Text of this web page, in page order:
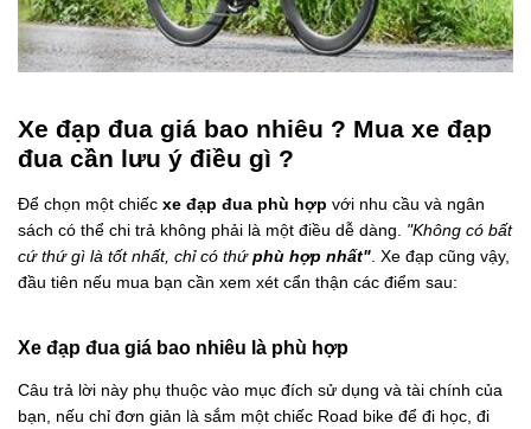
Xe đạp đua giá bao nhiêu ? Mua xe đạp
đua cần lưu ý điều gì ?
Để chọn một chiếc xe đạp đua phù hợp với nhu cầu và ngân
sách có thể chi trả không phải là một điều dễ dàng. "Không có bất
cứ thứ gì là tốt nhất, chỉ có thứphù hợp nhất". Xe đạp cũng vậy,
đầu tiên nếu mua bạn cần xem xét cẩn thận các điểm sau:
Xe đạp đua giá bao nhiêu là phù hợp
Câu trả lời này phụ thuộc vào mục đích sử dụng và tài chính của
bạn, nếu chỉ đơn giản là sắm một chiếc Road bike để đi học, đi